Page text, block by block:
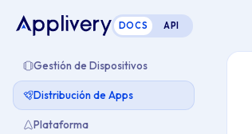
DOCS API
Gestión de Dispositivos
Distribución de Apps
Plataforma